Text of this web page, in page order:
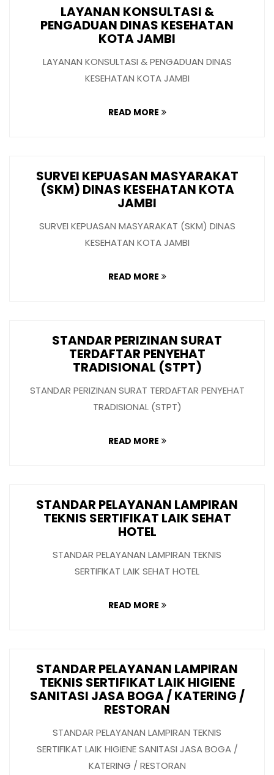
LAYANAN KONSULTASI &
PENGADUAN DINAS KESEHATAN
KOTA JAMBI
LAYANAN KONSULTASI & PENGADUAN DINAS
KESEHATAN KOTA JAMBI
READ MORE
SURVEI KEPUASAN MASYARAKAT
(SKM) DINAS KESEHATAN KOTA
JAMBI
SURVEI KEPUASAN MASYARAKAT (SKM) DINAS
KESEHATAN KOTA JAMBI
READ MORE
STANDAR PERIZINAN SURAT
TERDAFTAR PENYEHAT
TRADISIONAL (STPT)
STANDAR PERIZINAN SURAT TERDAFTAR PENYEHAT
TRADISIONAL (STPT)
READ MORE
STANDAR PELAYANAN LAMPIRAN
TEKNIS SERTIFIKAT LAIK SEHAT
HOTEL
STANDAR PELAYANAN LAMPIRAN TEKNIS
SERTIFIKAT LAIK SEHAT HOTEL
READ MORE
STANDAR PELAYANAN LAMPIRAN
TEKNIS SERTIFIKAT LAIK HIGIENE
SANITASI JASA BOGA / KATERING /
RESTORAN
STANDAR PELAYANAN LAMPIRAN TEKNIS
SERTIFIKAT LAIK HIGIENE SANITASI JASA BOGA /
KATERING / RESTORAN